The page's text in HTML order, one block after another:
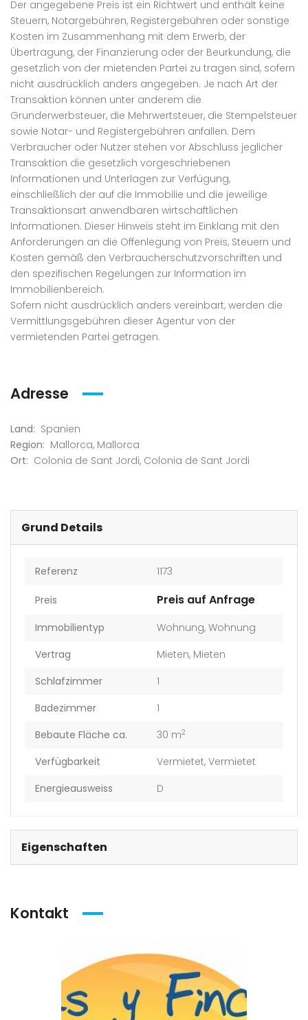
Der angegebene Preis ist ein Richtwert und enthält keine
Steuern, Notargebühren, Registergebühren oder sonstige
Kosten im Zusammenhang mit dem Erwerb, der
Übertragung, der Finanzierung oder der Beurkundung, die
gesetzlich von der mietenden Partei zu tragen sind, sofern
nicht ausdrücklich anders angegeben. Je nach Art der
Transaktion können unter anderem die
Grunderwerbsteuer, die Mehrwertsteuer, die Stempelsteuer
sowie Notar- und Registergebühren anfallen. Dem
Verbraucher oder Nutzer stehen vor Abschluss jeglicher
Transaktion die gesetzlich vorgeschriebenen
Informationen und Unterlagen zur Verfügung,
einschließlich der auf die Immobilie und die jeweilige
Transaktionsart anwendbaren wirtschaftlichen
Informationen. Dieser Hinweis steht im Einklang mit den
Anforderungen an die Offenlegung von Preis, Steuern und
Kosten gemäß den Verbraucherschutzvorschriften und
den spezifischen Regelungen zur Information im
Immobilienbereich.
Sofern nicht ausdrücklich anders vereinbart, werden die
Vermittlungsgebühren dieser Agentur von der
vermietenden Partei getragen.
Adresse
Land: Spanien
Region: Mallorca, Mallorca
Ort: Colonia de Sant Jordi, Colonia de Sant Jordi
Grund Details
Referenz 1173
Preis Preis auf Anfrage
Immobilientyp Wohnung, Wohnung
Vertrag
Mieten, Mieten
Schlafzimmer
1
Badezimmer
1
Bebaute Fläche ca.
30 m2
Verfügbarkeit Vermietet, Vermietet
Energieausweiss
D
Eigenschaften
Kontakt